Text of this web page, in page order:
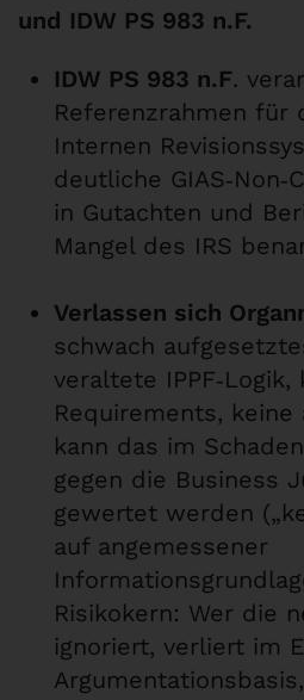
und IDW PS 983 n.F.
IDW PS 983 n.F.
Referenzrahmen für
Internen
deutliche
in Gutachten und
Mangel des IRS
Verlassen sich
schwach
veraltete IPPF‑Logik,
Requirements, keine
kann das im
gegen die Business
gewertet werden
auf angemessener
Risikokern: Wer die
ignoriert, verliert im